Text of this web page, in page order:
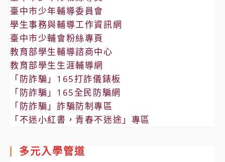
臺中市少年輔導委員會
學生事務與輔導工作資訊網
臺中市少輔會粉絲專頁
教育部學生輔導諮商中心
教育部學生生涯輔導網
「防詐騙」165打詐儀錶板
「防詐騙」165全民防騙網
「防詐騙」詐騙防制專區
「不迷小紅書，青春不迷途」專區
多元入學管道